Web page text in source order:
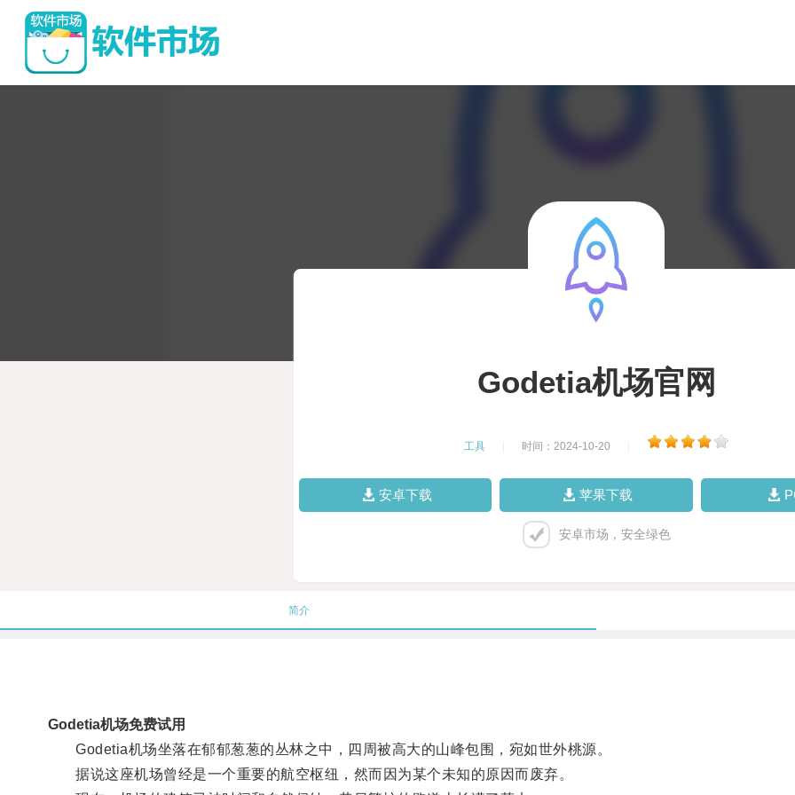
Godetia机场官网
工具 时间：2024-10-20
安卓下载 苹果下载
安卓市场，安全绿色
简介
Godetia机场免费试用
Godetia机场坐落在郁郁葱葱的丛林之中，四周被高大的山峰包围，宛如世外桃源。
据说这座机场曾经是一个重要的航空枢纽，然而因为某个未知的原因而废弃。